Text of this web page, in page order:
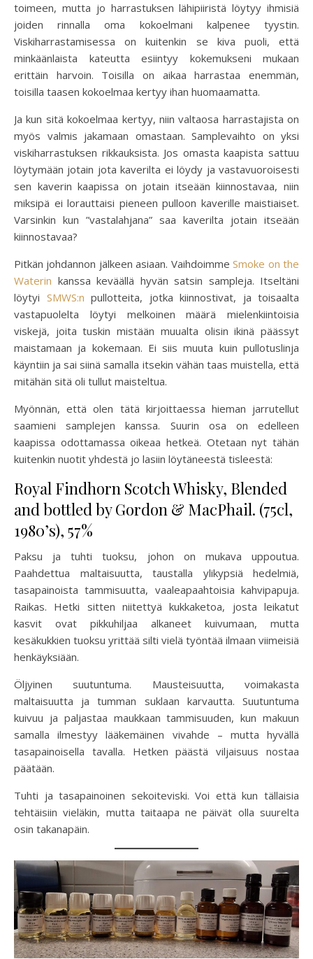
toimeen, mutta jo harrastuksen lähipiiristä löytyy ihmisiä
joiden rinnalla oma kokoelmani kalpenee tyystin.
Viskiharrastamisessa on kuitenkin se kiva puoli, että
minkäänlaista kateutta esiintyy kokemukseni mukaan
erittäin harvoin. Toisilla on aikaa harrastaa enemmän,
toisilla taasen kokoelmaa kertyy ihan huomaamatta.
Ja kun sitä kokoelmaa kertyy, niin valtaosa harrastajista on
myös valmis jakamaan omastaan. Samplevaihto on yksi
viskiharrastuksen rikkauksista. Jos omasta kaapista sattuu
löytymään jotain jota kaverilta ei löydy ja vastavuoroisesti
sen kaverin kaapissa on jotain itseään kiinnostavaa, niin
miksipä ei lorauttaisi pieneen pulloon kaverille maistiaiset.
Varsinkin kun ”vastalahjana” saa kaverilta jotain itseään
kiinnostavaa?
Pitkän johdannon jälkeen asiaan. VaihdoimmeSmoke on the
Waterin kanssa keväällä hyvän satsin sampleja. Itseltäni
löytyi SMWS:n pullotteita, jotka kiinnostivat, ja toisaalta
vastapuolelta löytyi melkoinen määrä mielenkiintoisia
viskejä, joita tuskin mistään muualta olisin ikinä päässyt
maistamaan ja kokemaan. Ei siis muuta kuin pullotuslinja
käyntiin ja sai siinä samalla itsekin vähän taas muistella, että
mitähän sitä oli tullut maisteltua.
Myönnän, että olen tätä kirjoittaessa hieman jarrutellut
saamieni samplejen kanssa. Suurin osa on edelleen
kaapissa odottamassa oikeaa hetkeä. Otetaan nyt tähän
kuitenkin nuotit yhdestä jo lasiin löytäneestä tisleestä:
Royal Findhorn Scotch Whisky, Blended
and bottled by Gordon & MacPhail. (75cl,
1980’s), 57%
Paksu ja tuhti tuoksu, johon on mukava uppoutua.
Paahdettua maltaisuutta, taustalla ylikypsiä hedelmiä,
tasapainoista tammisuutta, vaaleapaahtoisia kahvipapuja.
Raikas. Hetki sitten niitettyä kukkaketoa, josta leikatut
kasvit ovat pikkuhiljaa alkaneet kuivumaan, mutta
kesäkukkien tuoksu yrittää silti vielä työntää ilmaan viimeisiä
henkäyksiään.
Öljyinen suutuntuma. Mausteisuutta, voimakasta
maltaisuutta ja tumman suklaan karvautta. Suutuntuma
kuivuu ja paljastaa maukkaan tammisuuden, kun makuun
samalla ilmestyy lääkemäinen vivahde – mutta hyvällä
tasapainoisella tavalla. Hetken päästä viljaisuus nostaa
päätään.
Tuhti ja tasapainoinen sekoiteviski. Voi että kun tällaisia
tehtäisiin vieläkin, mutta taitaapa ne päivät olla suurelta
osin takanapäin.